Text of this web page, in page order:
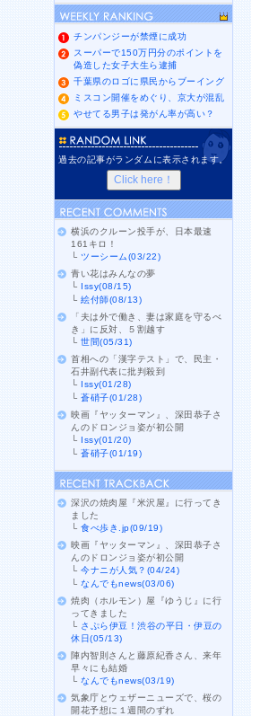
チンパンジーが禁煙に成功
スーパーで150万円分のポイントを
偽造した女子大生ら逮捕
千葉県のロゴに県民からブーイング
ミスコン開催をめぐり、京大が混乱
やせてる男子は発がん率が高い？
過去の記事がランダムに表示されます。
横浜のクルーン投手が、日本最速
161キロ！
└ツーシーム(03/22)
青い花はみんなの夢
└ Issy(08/15)
└絵付師(08/13)
「夫は外で働き、妻は家庭を守るべ
き」に反対、５割越す
└世間(05/31)
首相への「漢字テスト」で、民主・
石井副代表に批判殺到
└ Issy(01/28)
└蒼硝子(01/28)
映画『ヤッターマン』、深田恭子さ
んのドロンジョ姿が初公開
└ Issy(01/20)
└蒼硝子(01/19)
深沢の焼肉屋『米沢屋』に行ってき
ました
└食べ歩き.jp(09/19)
映画『ヤッターマン』、深田恭子さ
んのドロンジョ姿が初公開
└今ナニが人気？(04/24)
└なんでもnews(03/06)
焼肉（ホルモン）屋『ゆうじ』に行
ってきました
└ さぷら伊豆！渋谷の平日・伊豆の
休日(05/13)
陣内智則さんと藤原紀香さん、来年
早々にも結婚
└なんでもnews(03/19)
気象庁とウェザーニューズで、桜の
開花予想に１週間のずれ